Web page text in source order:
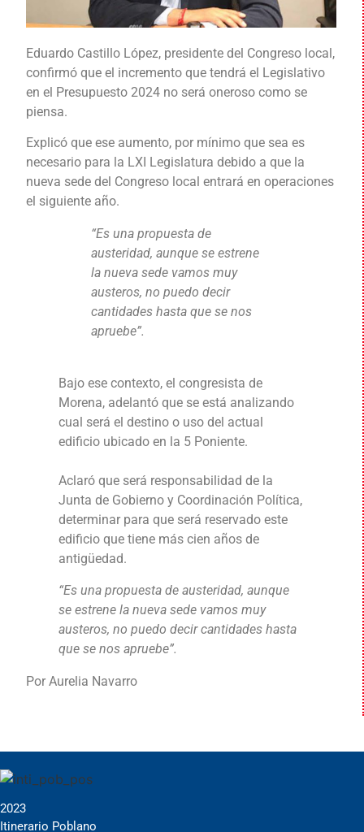
Eduardo Castillo López, presidente del Congreso local,
confirmó que el incremento que tendrá el Legislativo
en el Presupuesto 2024 no será oneroso como se
piensa.
Explicó que ese aumento, por mínimo que sea es
necesario para la LXI Legislatura debido a que la
nueva sede del Congreso local entrará en operaciones
el siguiente año.
“Es una propuesta de
austeridad, aunque se estrene
la nueva sede vamos muy
austeros, no puedo decir
cantidades hasta que se nos
apruebe”.
Bajo ese contexto, el congresista de
Morena, adelantó que se está analizando
cual será el destino o uso del actual
edificio ubicado en la 5 Poniente.
Aclaró que será responsabilidad de la
Junta de Gobierno y Coordinación Política,
determinar para que será reservado este
edificio que tiene más cien años de
antigüedad.
“Es una propuesta de austeridad, aunque
se estrene la nueva sede vamos muy
austeros, no puedo decir cantidades hasta
que se nos apruebe”.
Por Aurelia Navarro
2023
Itinerario Poblano